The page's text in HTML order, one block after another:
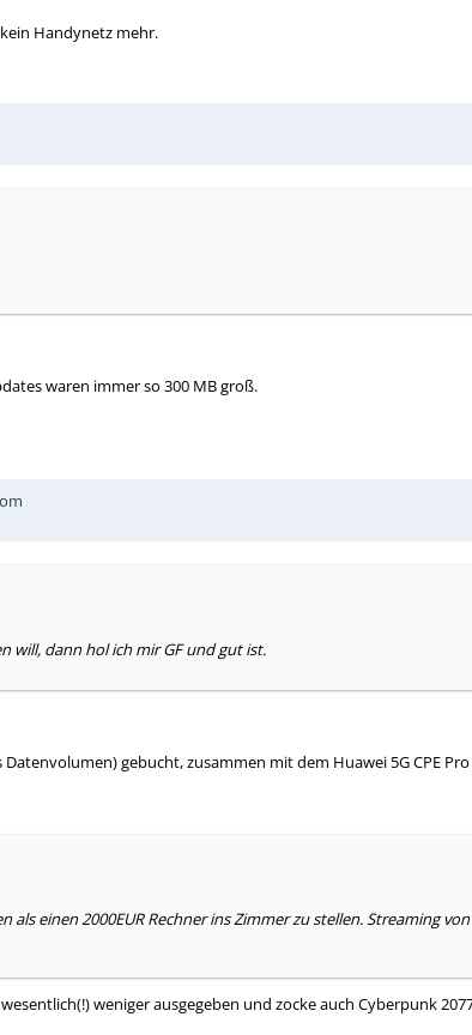
Handynetz mehr.
waren immer so 300 MB groß.
will, dann hol ich mir GF und gut ist.
gebucht, zusammen mit dem Huawei 5G CPE
einen 2000EUR Rechner ins Zimmer zu stellen. Streaming
weniger ausgegeben und zocke auch Cyberpunk